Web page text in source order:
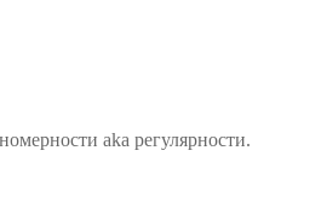
aka регулярности.